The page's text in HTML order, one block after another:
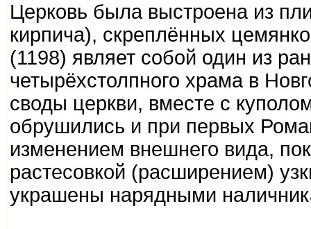
Церковь была выстроена из
кирпича), скреплённых
(1198) являет собой один из
четырёхстолпного храма в
своды церкви, вместе с
обрушились и при первых
изменением внешнего вида,
растесовкой (расширением)
украшены нарядными